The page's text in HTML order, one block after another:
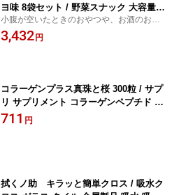
ヨ味 8袋セット / 野菜スナック 大容量
フライスナック フライチップス 乾燥 ス
ナック 真空フライ製法 スナック 菓子
小腹が空いたときのおやつや、お酒のおつ
まみにピッタリ！ 真空フライ製法でサクッ
と軽いやみつき食感！ ・香ばしい旨マヨが
3,432 円
コラーゲンプラス真珠と桜 300粒 / サプ
リ サプリメント コラーゲンペプチド ビ
タミンC 水溶性淡水真珠 桜の花
711 円
拭くノ助 キラッと簡単クロス / 吸水ク